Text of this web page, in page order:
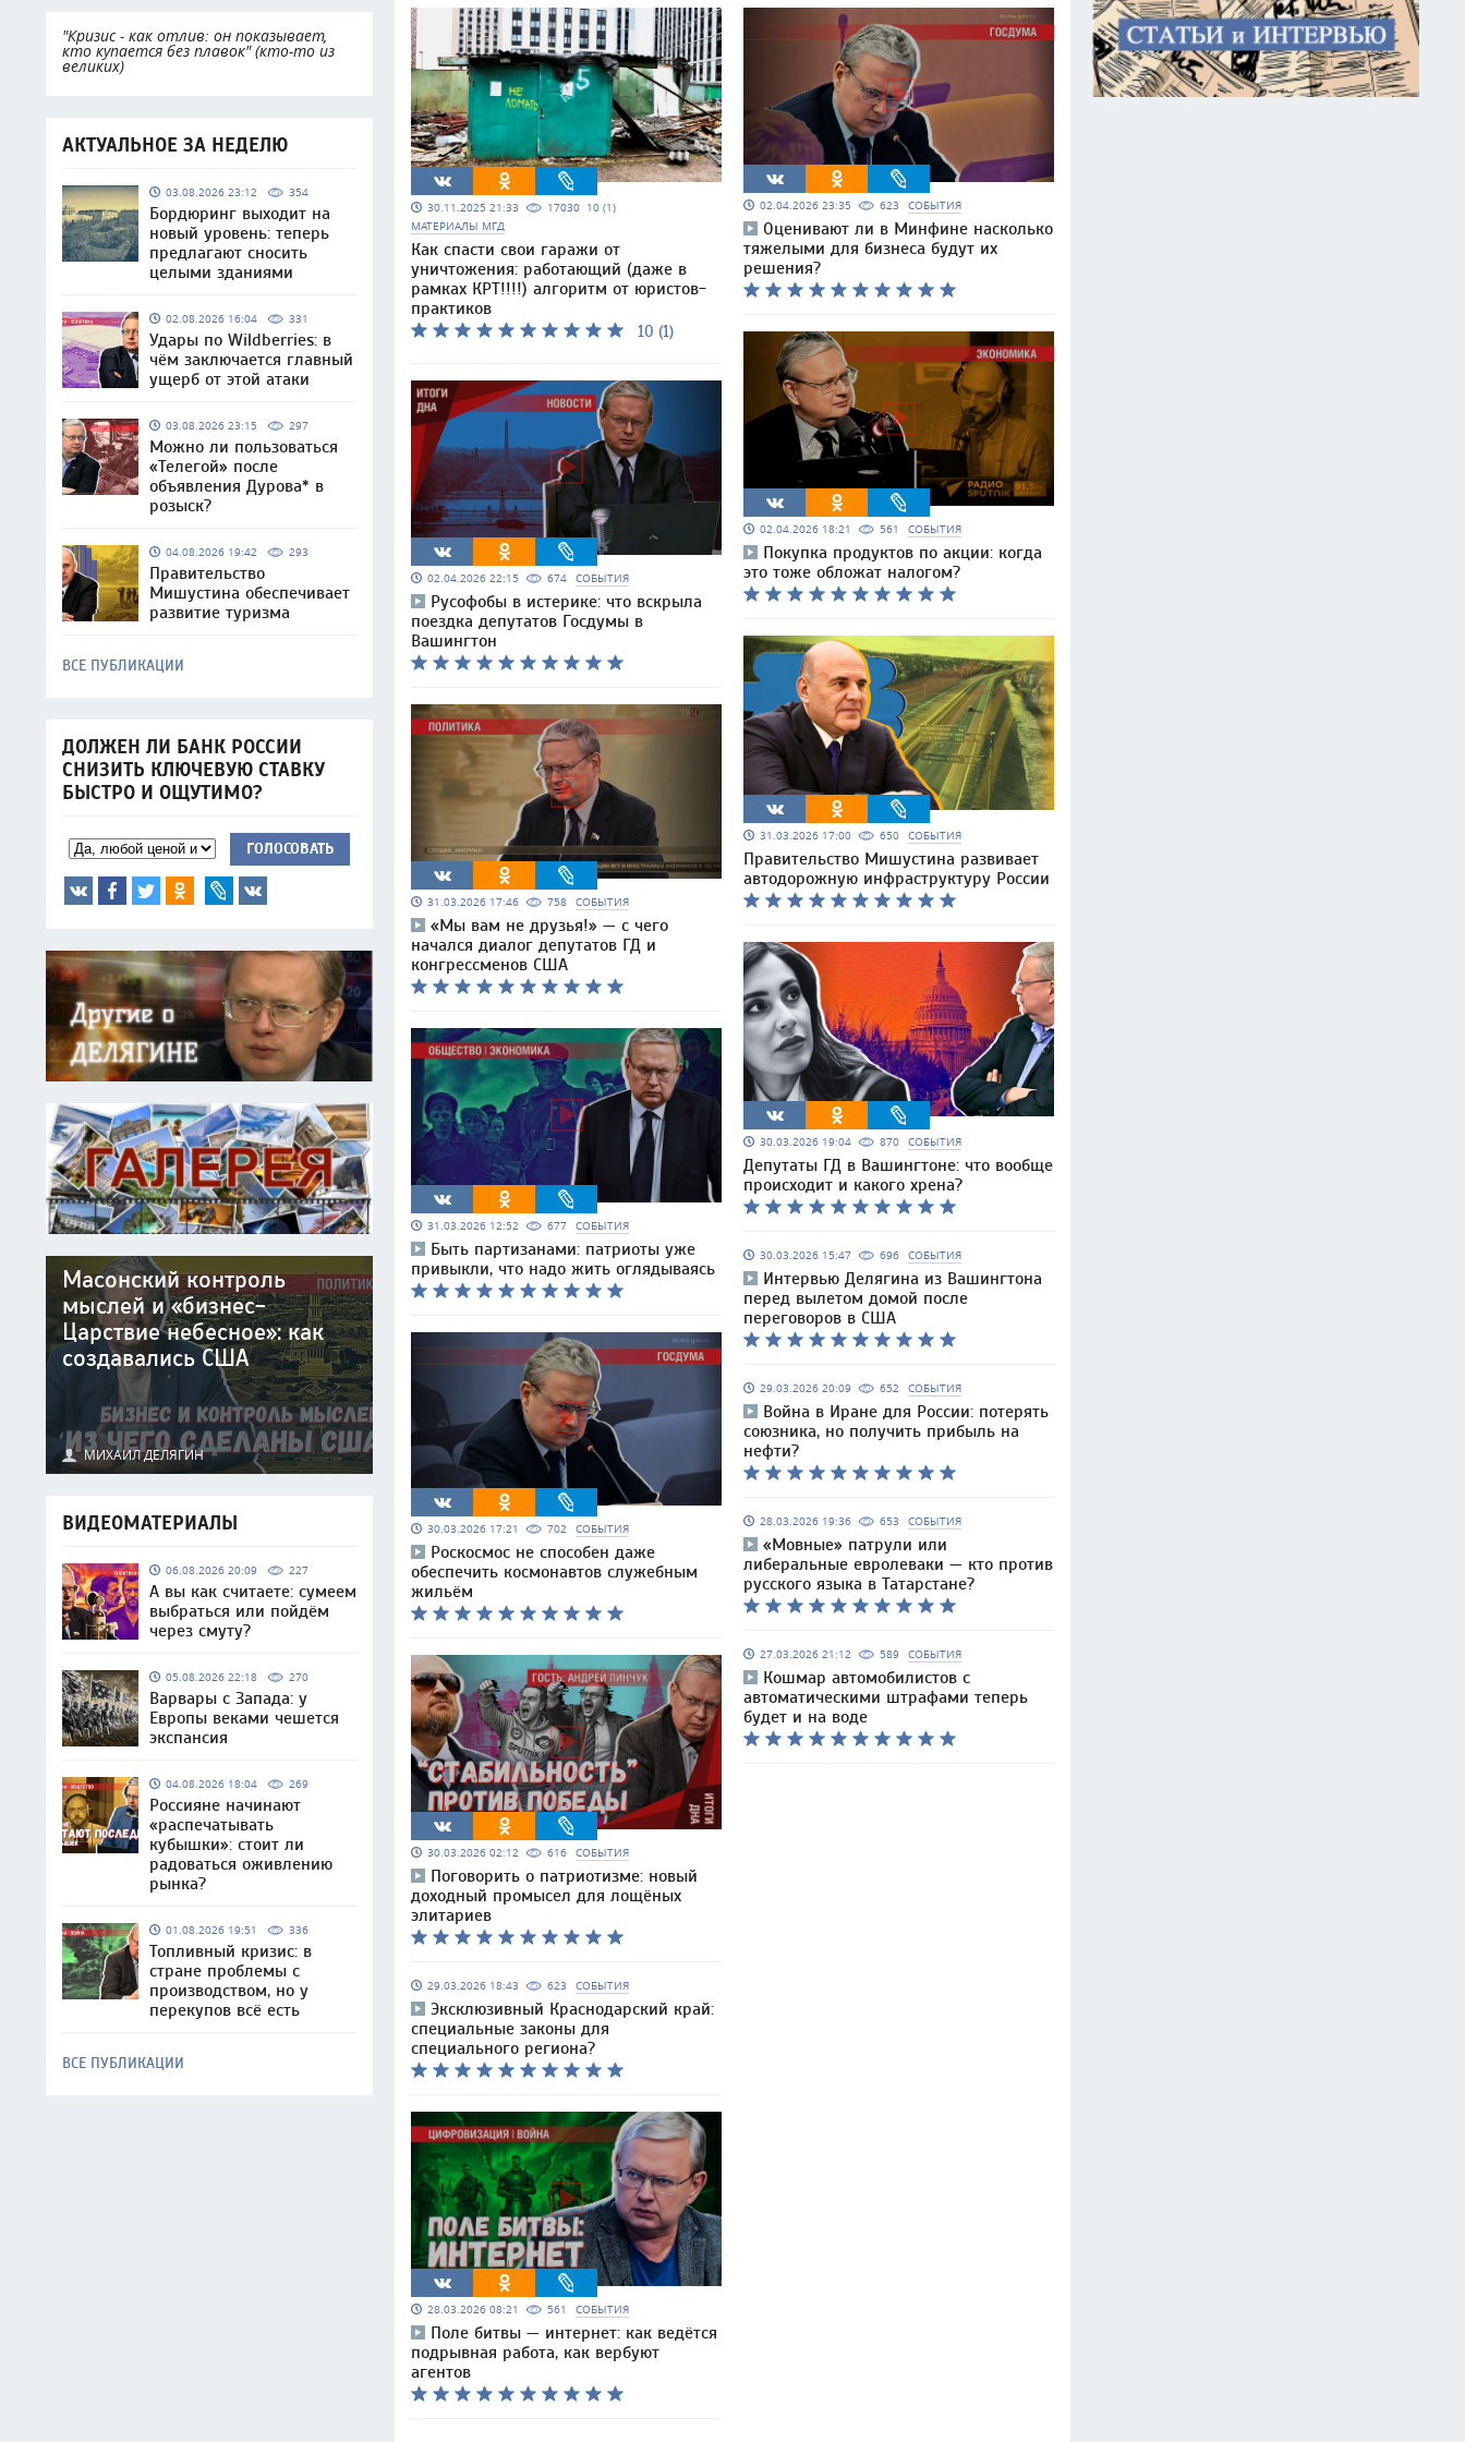
"Кризис - как отлив: он показывает,
кто купается без плавок" (кто-то из
великих)
АКТУАЛЬНОЕ ЗА НЕДЕЛЮ
03.08.2026 23:12 354
Бордюринг выходит на
новый уровень: теперь
предлагают сносить
целыми зданиями
02.08.2026 16:04 331
Удары по Wildberries: в
чём заключается главный
ущерб от этой атаки
03.08.2026 23:15 297
Можно ли пользоваться
«Телегой» после
объявления Дурова* в
розыск?
04.08.2026 19:42 293
Правительство
Мишустина обеспечивает
развитие туризма
ВСЕ ПУБЛИКАЦИИ
ДОЛЖЕН ЛИ БАНК РОССИИ
СНИЗИТЬ КЛЮЧЕВУЮ СТАВКУ
БЫСТРО И ОЩУТИМО?
ГОЛОСОВАТЬ
Масонский контроль
мыслей и «бизнес-
Царствие небесное»: как
создавались США
МИХАИЛ ДЕЛЯГИН
ВИДЕОМАТЕРИАЛЫ
06.08.2026 20:09 227
А вы как считаете: сумеем
выбраться или пойдём
через смуту?
05.08.2026 22:18 270
Варвары с Запада: у
Европы веками чешется
экспансия
04.08.2026 18:04 269
Россияне начинают
«распечатывать
кубышки»: стоит ли
радоваться оживлению
рынка?
01.08.2026 19:51 336
Топливный кризис: в
стране проблемы с
производством, но у
перекупов всё есть
ВСЕ ПУБЛИКАЦИИ
30.11.2025 21:33 17030 10 (1)
МАТЕРИАЛЫ МГД
Как спасти свои гаражи от
уничтожения: работающий (даже в
рамках КРТ!!!!) алгоритм от юристов-
практиков
10 (1)
02.04.2026 22:15 674 СОБЫТИЯ
Русофобы в истерике: что вскрыла
поездка депутатов Госдумы в
Вашингтон
31.03.2026 17:46 758 СОБЫТИЯ
«Мы вам не друзья!» — с чего
начался диалог депутатов ГД и
конгрессменов США
31.03.2026 12:52 677 СОБЫТИЯ
Быть партизанами: патриоты уже
привыкли, что надо жить оглядываясь
30.03.2026 17:21 702 СОБЫТИЯ
Роскосмос не способен даже
обеспечить космонавтов служебным
жильём
30.03.2026 02:12 616 СОБЫТИЯ
Поговорить о патриотизме: новый
доходный промысел для лощёных
элитариев
29.03.2026 18:43 623 СОБЫТИЯ
Эксклюзивный Краснодарский край:
специальные законы для
специального региона?
28.03.2026 08:21 561 СОБЫТИЯ
Поле битвы — интернет: как ведётся
подрывная работа, как вербуют
агентов
02.04.2026 23:35 623 СОБЫТИЯ
Оценивают ли в Минфине насколько
тяжелыми для бизнеса будут их
решения?
02.04.2026 18:21 561 СОБЫТИЯ
Покупка продуктов по акции: когда
это тоже обложат налогом?
31.03.2026 17:00 650 СОБЫТИЯ
Правительство Мишустина развивает
автодорожную инфраструктуру России
30.03.2026 19:04 870 СОБЫТИЯ
Депутаты ГД в Вашингтоне: что вообще
происходит и какого хрена?
30.03.2026 15:47 696 СОБЫТИЯ
Интервью Делягина из Вашингтона
перед вылетом домой после
переговоров в США
29.03.2026 20:09 652 СОБЫТИЯ
Война в Иране для России: потерять
союзника, но получить прибыль на
нефти?
28.03.2026 19:36 653 СОБЫТИЯ
«Мовные» патрули или
либеральные евролеваки — кто против
русского языка в Татарстане?
27.03.2026 21:12 589 СОБЫТИЯ
Кошмар автомобилистов с
автоматическими штрафами теперь
будет и на воде